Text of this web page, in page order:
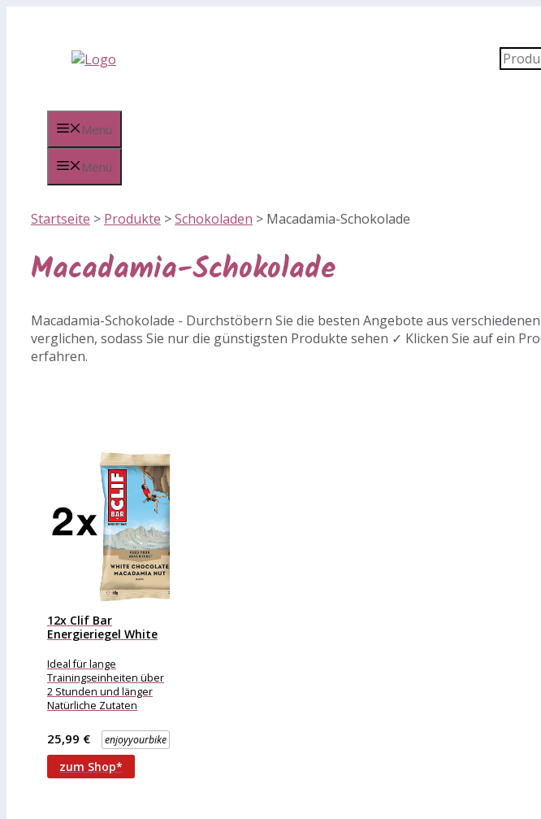
Menü
Menü
Startseite > Produkte >Schokoladen > Macadamia-Schokolade
Macadamia-Schokolade
Macadamia-Schokolade - Durchstöbern Sie die besten Angebote aus
verglichen, sodass Sie nur die günstigsten Produkte sehen ✓ Klicken Sie auf ein
erfahren.
12x Clif Bar
Energieriegel White
Macadamia...
Ideal für lange
Trainingseinheiten über
2 Stunden und länger
Natürliche Zutaten
Geschmack Die Riegel
aller
Geschmacksrichtungen
sind
enjoyyourbike
25,99 €
zum Shop*